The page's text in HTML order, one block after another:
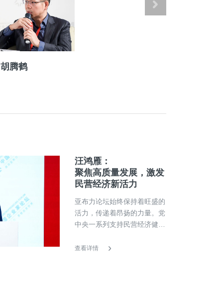
胡腾鹤
汪鸿雁：
聚焦高质量发展，激发
民营经济新活力
亚布力论坛始终保持着旺盛的
活力，传递着昂扬的力量。党
中央一系列支持民营经济健康
的重大举措，为民营经济的发
查看详情